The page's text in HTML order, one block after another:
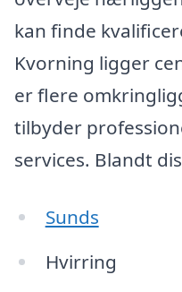
kan finde
Kvorning ligger
er flere
tilbyder
services. Blandt
Sunds
Hvirring